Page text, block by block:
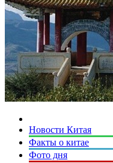
Новости Китая
Факты о китае
Фото дня